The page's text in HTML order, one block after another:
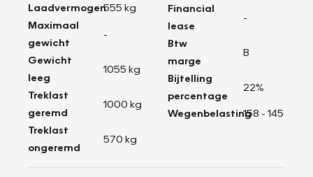
Laadvermogen555 kg
Maximaal
gewicht
-
Gewicht
leeg
1055 kg
Treklast
geremd
1000 kg
Treklast
ongeremd
570 kg
Financial
lease
-
Btw
marge
B
Bijtelling
percentage
22%
Wegenbelasting158 - 145